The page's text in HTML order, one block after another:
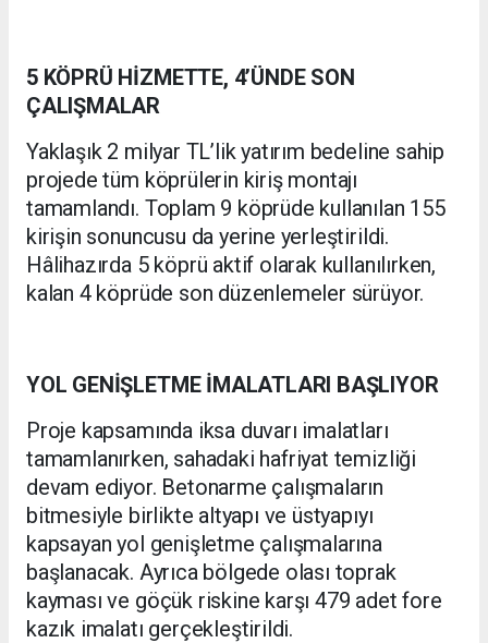
5 KÖPRÜ HİZMETTE, 4’ÜNDE SON
ÇALIŞMALAR
Yaklaşık 2 milyar TL’lik yatırım bedeline sahip
projede tüm köprülerin kiriş montajı
tamamlandı. Toplam 9 köprüde kullanılan 155
kirişin sonuncusu da yerine yerleştirildi.
Hâlihazırda 5 köprü aktif olarak kullanılırken,
kalan 4 köprüde son düzenlemeler sürüyor.
YOL GENİŞLETME İMALATLARI BAŞLIYOR
Proje kapsamında iksa duvarı imalatları
tamamlanırken, sahadaki hafriyat temizliği
devam ediyor. Betonarme çalışmaların
bitmesiyle birlikte altyapı ve üstyapıyı
kapsayan yol genişletme çalışmalarına
başlanacak. Ayrıca bölgede olası toprak
kayması ve göçük riskine karşı 479 adet fore
kazık imalatı gerçekleştirildi.